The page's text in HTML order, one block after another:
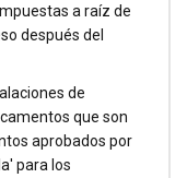
a raíz de
después del
de
que son
aprobados por
para los